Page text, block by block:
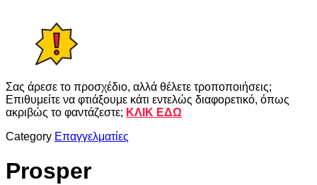
Σας άρεσε το προσχέδιο, αλλά θέλετε τροποποιήσεις;
Επιθυμείτε να φτιάξουμε κάτι εντελώς διαφορετικό, όπως
ακριβώς το φαντάζεστε; ΚΛΙΚ ΕΔΩ
Category Επαγγελματίες
Prosper